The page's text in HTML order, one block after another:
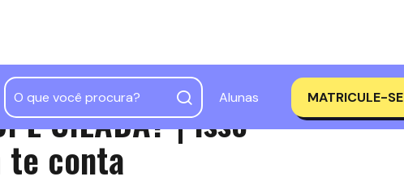
Alunas MATRICULE-SE
É CILADA? | Isso
te conta